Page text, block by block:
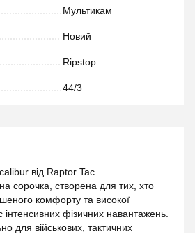
Мультикам
Новий
Ripstop
44/3
від Raptor Tac
сорочка, створена для тих, хто
комфорту та високої
інтенсивних фізичних навантажень.
для військових, тактичних